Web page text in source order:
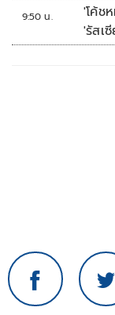
9:50 น.
'โค้ช
'รัสเ